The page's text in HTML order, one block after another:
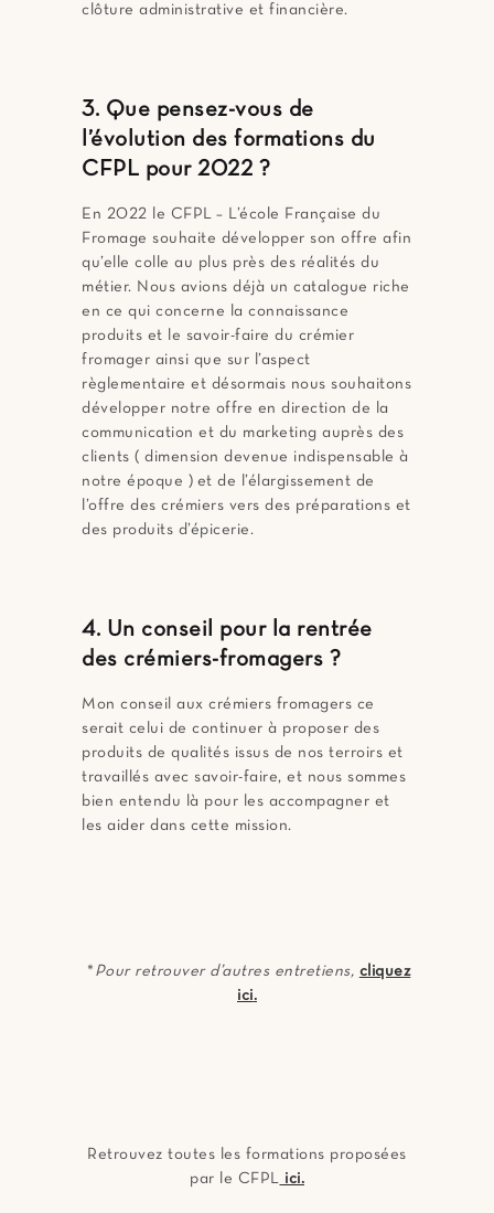
clôture administrative et financière.
3. Que pensez-vous de
l’évolution des formations du
CFPL pour 2022 ?
En 2022 le CFPL – L’école Française du
Fromage souhaite développer son offre afin
qu’elle colle au plus près des réalités du
métier. Nous avions déjà un catalogue riche
en ce qui concerne la connaissance
produits et le savoir-faire du crémier
fromager ainsi que sur l’aspect
règlementaire et désormais nous souhaitons
développer notre offre en direction de la
communication et du marketing auprès des
clients ( dimension devenue indispensable à
notre époque ) et de l’élargissement de
l’offre des crémiers vers des préparations et
des produits d’épicerie.
4. Un conseil pour la rentrée
des crémiers-fromagers ?
Mon conseil aux crémiers fromagers ce
serait celui de continuer à proposer des
produits de qualités issus de nos terroirs et
travaillés avec savoir-faire, et nous sommes
bien entendu là pour les accompagner et
les aider dans cette mission.
* Pour retrouver d’autres entretiens, cliquez
ici.
Retrouvez toutes les formations proposées
par le CFPL ici.